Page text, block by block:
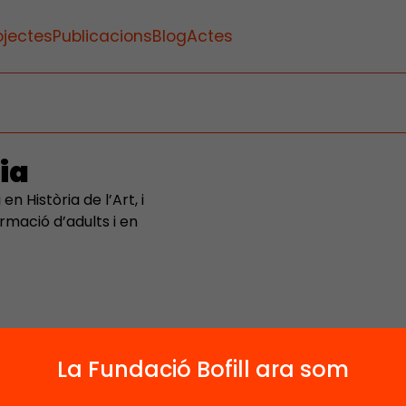
PublicacionsBlogActes
Història de l’Art, i
d’adults i en
La Fundació Bofill ara som